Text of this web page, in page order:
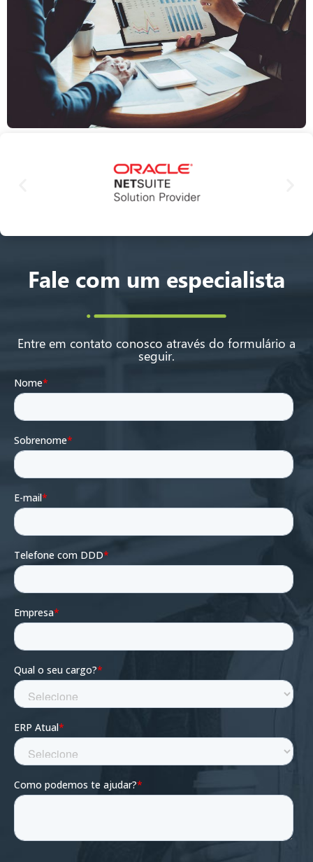
Fale com um especialista
Entre em contato conosco através do formulário a
seguir.